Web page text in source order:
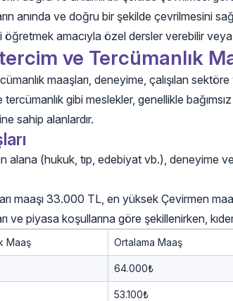
anında ve doğru bir şekilde çevrilmesini
öğretmek amacıyla özel dersler verebilir
ve Tercümanlık
maaşları, deneyime, çalışılan
gibi meslekler, genellikle
sahip alanlardır.
alana (hukuk, tıp, edebiyat vb.), deneyime
maaşı 33.000 TL, en yüksek Çevirmen
ve piyasa koşullarına göre şekillenirken,
Maaş Ortalama Maaş
64.000₺
53.100₺